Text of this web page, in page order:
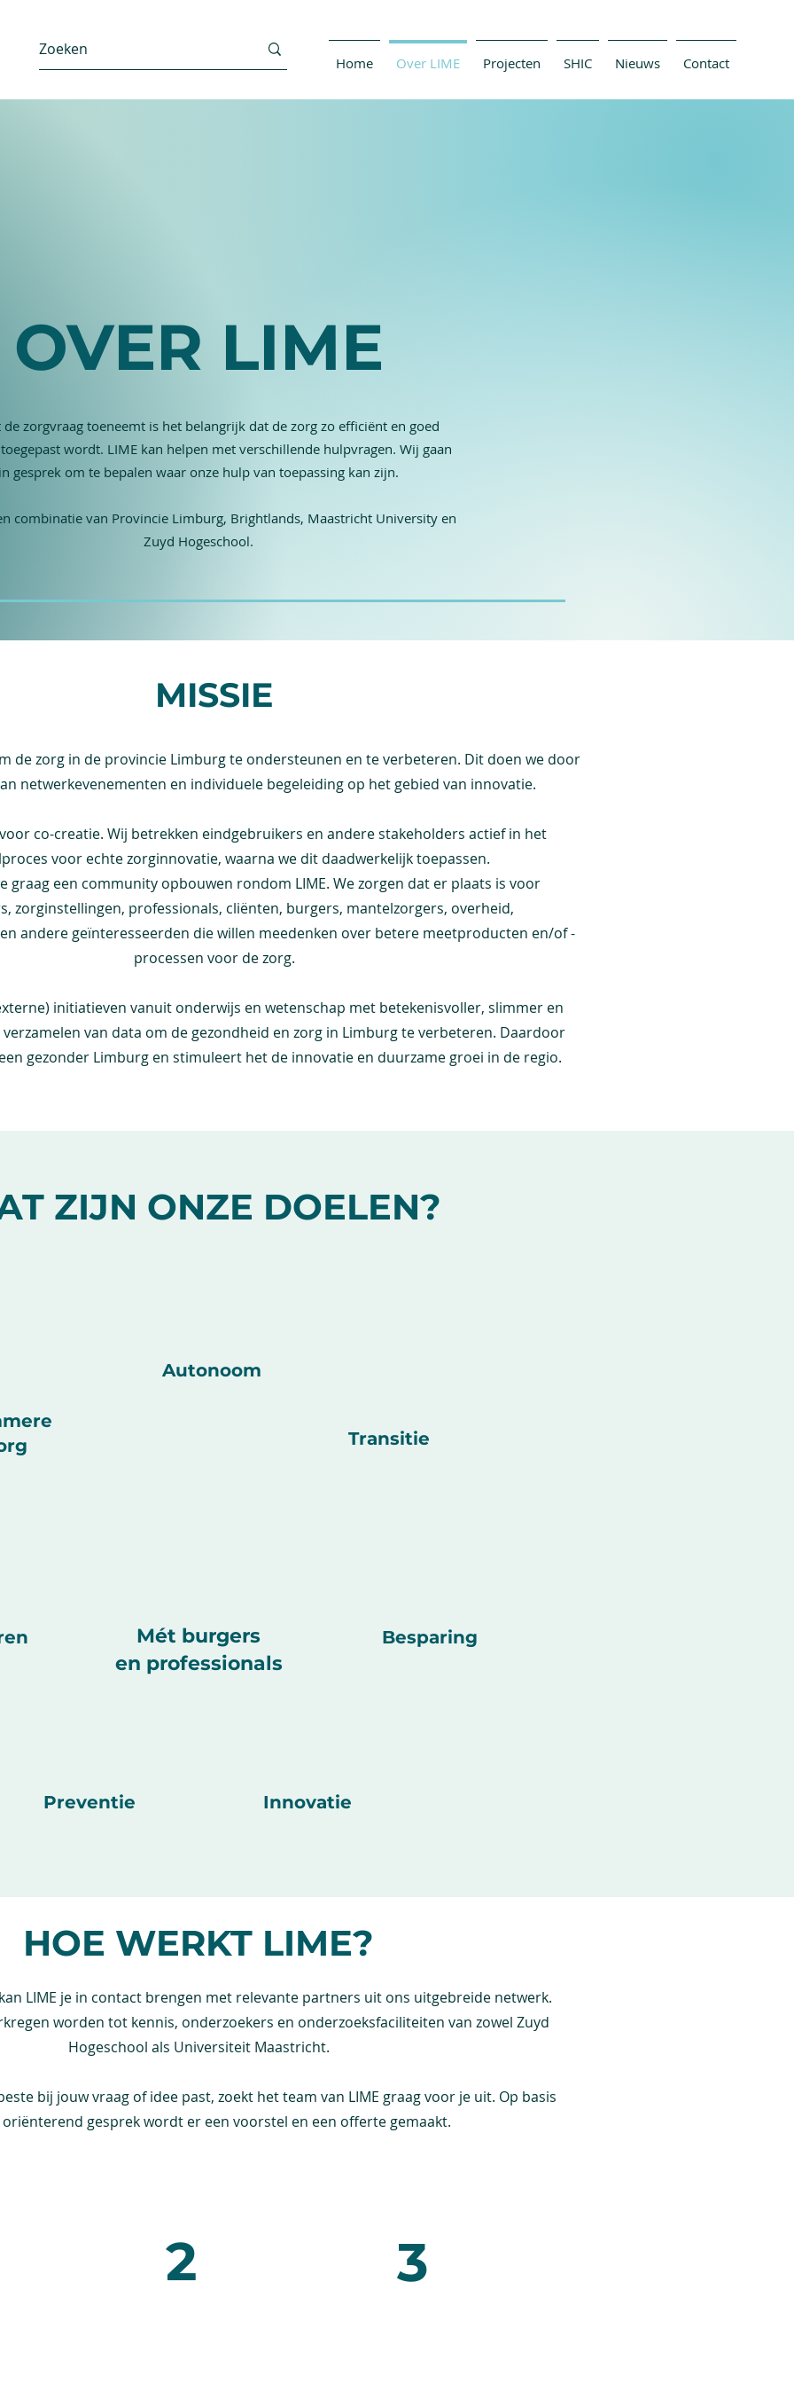
Home Over LIME Projecten SHIC Nieuws Contact
OVER LIME
de zorgvraag toeneemt is het belangrijk dat de zorg zo efficiënt en goed
wordt. LIME kan helpen met verschillende hulpvragen. Wij gaan
in gesprek om te bepalen waar onze hulp van toepassing kan zijn.
combinatie­­­ van Provincie Limburg, Brightlands, Maastricht University en
Zuyd Hogeschool.
MISSIE
de zorg in de provincie Limburg te ondersteunen en te verbeteren. Dit doen we door
netwerkevenementen en individuele begeleiding op het gebied van innovatie.
voor co-creatie. Wij betrekken eindgebruikers en andere stakeholders actief in het
voor echte zorginnovatie, waarna we dit daadwerkelijk toepassen.
graag een community opbouwen rondom LIME. We zorgen dat er plaats is voor
zorginstellingen, professionals, cliënten, burgers, mantelzorgers, overheid,
andere geïnteresseerden die willen meedenken over betere meetproducten en/of -
processen voor de zorg.
initiatieven vanuit onderwijs en wetenschap met betekenisvoller, slimmer en
van data om de gezondheid en zorg in Limburg te verbeteren. Daardoor
gezonder Limburg en stimuleert het de innovatie en duurzame groei in de regio.
ZIJN ONZE DOELEN?
Autonoom
Transitie
Mét burgers
en professionals
Besparing
Preventie Innovatie
HOE WERKT LIME?
LIME je in contact brengen met relevante partners uit ons uitgebreide netwerk.
worden tot kennis, onderzoekers en onderzoeksfaciliteiten van zowel Zuyd
Hogeschool als Universiteit Maastricht.
bij jouw vraag of idee past, zoekt het team van LIME graag voor je uit. Op basis
oriënterend gesprek wordt er een voorstel en een offerte gemaakt.
2 3